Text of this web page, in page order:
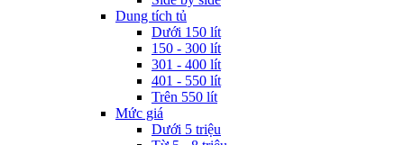
Dung tích tủ
Dưới 150 lít
150 - 300 lít
301 - 400 lít
401 - 550 lít
Trên 550 lít
Mức giá
Dưới 5 triệu